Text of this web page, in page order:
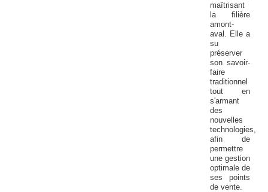
maîtrisant
la filière
amont-
aval. Elle a
su
préserver
son savoir-
faire
traditionnel
tout en
s'armant
des
nouvelles
technologies,
afin de
permettre
une gestion
optimale de
ses points
de vente.